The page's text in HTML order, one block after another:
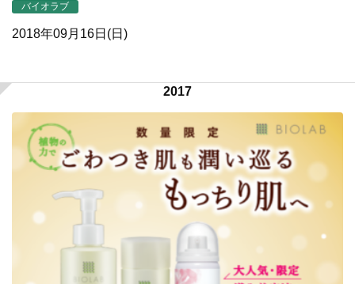
バイオラブ
2018年09月16日(日)
2017